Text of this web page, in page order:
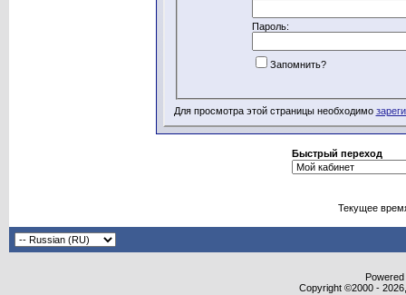
Пароль:
Запомнить?
Для просмотра этой страницы необходимо
Быстрый переход
Текущее
Copyright ©2000 -